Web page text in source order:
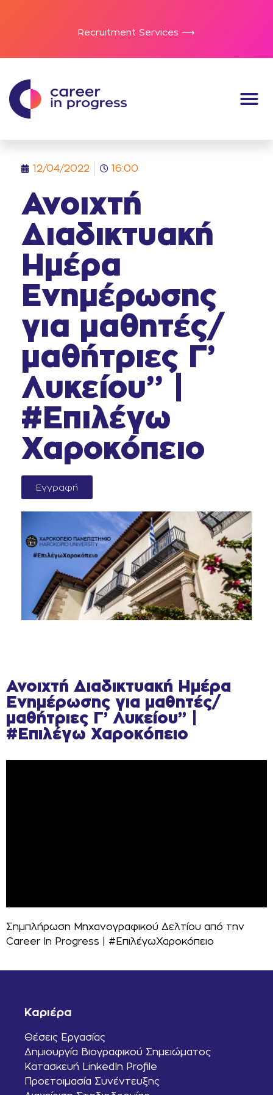
Recruitment Services ⟶
12/04/2022 16:00
Ανοιχτή
Διαδικτυακή
Ημέρα
Ενημέρωσης
για μαθητές/
μαθήτριες Γ’
Λυκείου” |
#Επιλέγω
Χαροκόπειο
Εγγραφή
Ανοιχτή Διαδικτυακή Ημέρα
Ενημέρωσης για μαθητές/
μαθήτριες Γ’ Λυκείου” |
#Επιλέγω Χαροκόπειο
Σημπλήρωση Μηχανογραφικού Δελτίου από την
Career In Progress | #ΕπιλέγωΧαροκόπειο
Καριέρα
Θέσεις Εργασίας
Δημιουργία Βιογραφικού Σημειώματος
Κατασκευή LinkedIn Profile
Προετοιμασία Συνέντευξης